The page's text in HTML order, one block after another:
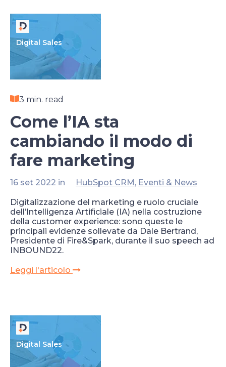
Digital Sales
3 min. read
Come l’IA sta
cambiando il modo di
fare marketing
16 set 2022 in HubSpot CRM, Eventi & News
Digitalizzazione del marketing e ruolo cruciale
dell’Intelligenza Artificiale (IA) nella costruzione
della customer experience: sono queste le
principali evidenze sollevate da Dale Bertrand,
Presidente di Fire&Spark, durante il suo speech ad
INBOUND22.
Leggi l'articolo
Digital Sales